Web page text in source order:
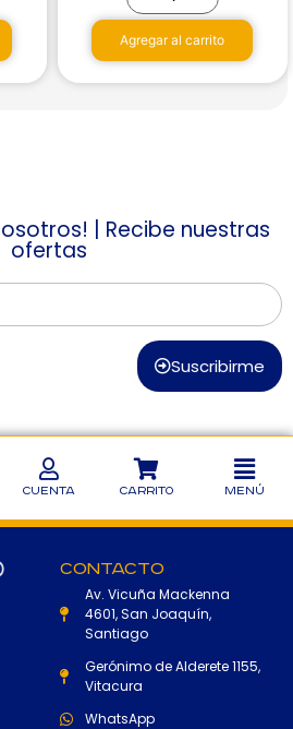
Agregar al carrito
| Recibe nuestras
ofertas
Suscribirme
Cuenta Carrito Menú
Contacto
Av. Vicuña Mackenna
4601, San Joaquín,
Santiago
Gerónimo de Alderete 1155,
Vitacura
WhatsApp